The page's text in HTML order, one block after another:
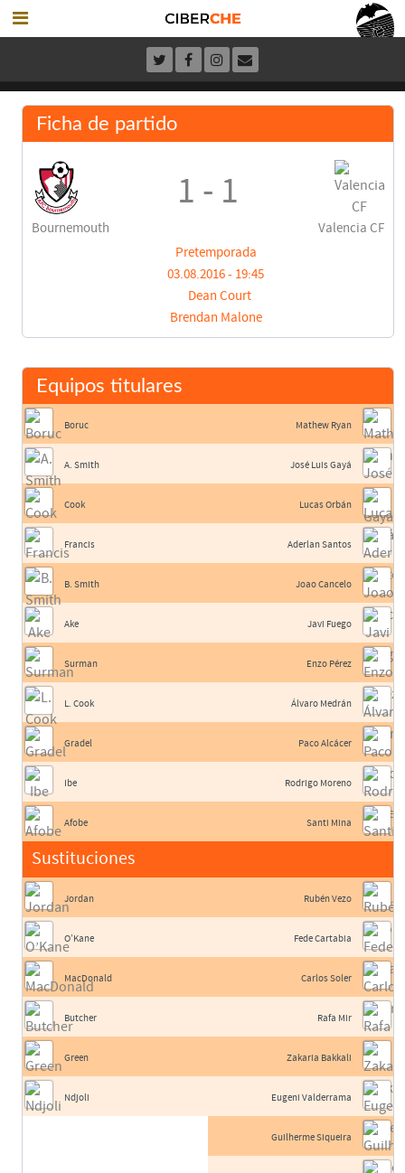
Ficha de partido
Bournemouth
1 - 1
Valencia CF
Pretemporada
03.08.2016 - 19:45
Dean Court
Brendan Malone
Equipos titulares
Boruc
A. Smith
Cook
Francis
B. Smith
Ake
Surman
L. Cook
Gradel
Ibe
Afobe
Sustituciones
Jordan
O’Kane
MacDonald
Butcher
Green
Ndjoli
Mathew Ryan
José Luis Gayá
Lucas Orbán
Aderlan Santos
Joao Cancelo
Javi Fuego
Enzo Pérez
Álvaro Medrán
Paco Alcácer
Rodrigo Moreno
Santi Mina
Rubén Vezo
Fede Cartabia
Carlos Soler
Rafa Mir
Zakaria Bakkali
Eugeni Valderrama
Guilherme Siqueira